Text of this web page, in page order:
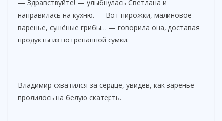
— Здравствуйте! — улыбнулась Светлана и
направилась на кухню. — Вот пирожки, малиновое
варенье, сушёные грибы… — говорила она, доставая
продукты из потрёпанной сумки.
Владимир схватился за сердце, увидев, как варенье
пролилось на белую скатерть.